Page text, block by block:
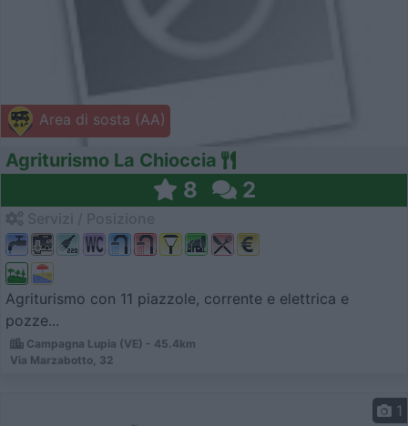
Area di sosta (AA)
Agriturismo La Chioccia
8 2
Agriturismo con 11 piazzole, corrente e elettrica e
pozze...
Campagna Lupia (VE) - 45.4km
Via Marzabotto, 32
1